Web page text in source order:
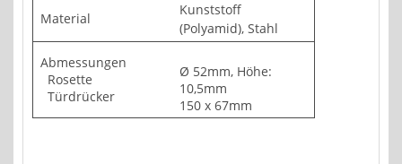
Material
Kunststoff
(Polyamid), Stahl
Abmessungen
Rosette
Türdrücker
Ø 52mm, Höhe:
10,5mm
150 x 67mm